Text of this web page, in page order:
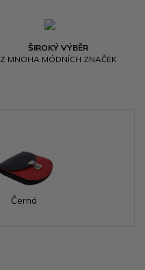
ŠIROKÝ VÝBĚR
Z MNOHA MÓDNÍCH ZNAČEK
Černá